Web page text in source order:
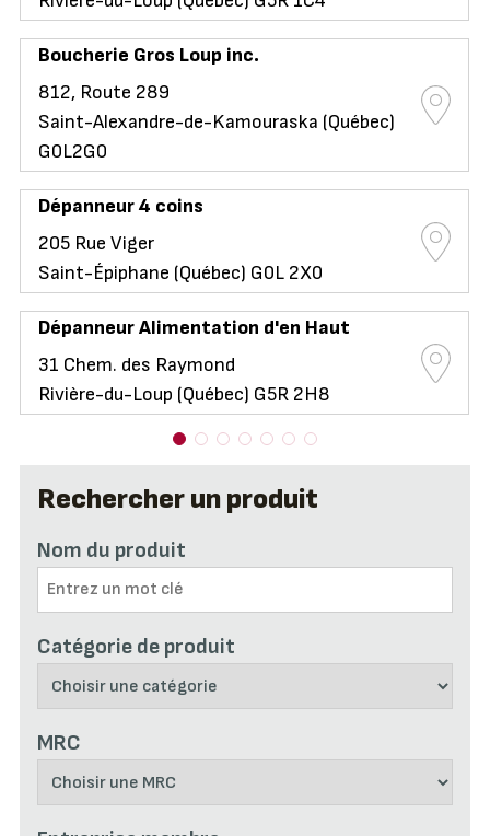
Rechercher un produit
Nom du produit
Catégorie de produit
MRC
Boucherie Gros Loup inc.
812, Route 289
Saint-Alexandre-de-Kamouraska (Québec)
G0L2G0
Dépanneur 4 coins
205 Rue Viger
Saint-Épiphane (Québec) G0L 2X0
Dépanneur Alimentation d'en Haut
31 Chem. des Raymond
Rivière-du-Loup (Québec) G5R 2H8